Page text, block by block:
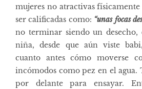
mujeres no atractivas físicamente
ser calificadas como: “unas focas
no terminar siendo un desecho,
niña, desde que aún viste
cuanto antes cómo moverse
incómodos como pez en el agua.
por delante para ensayar.